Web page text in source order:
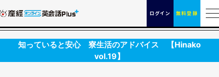
ログイン 無料登録
知っていると安心 寮生活のアドバイス 【Hinako
vol.19】